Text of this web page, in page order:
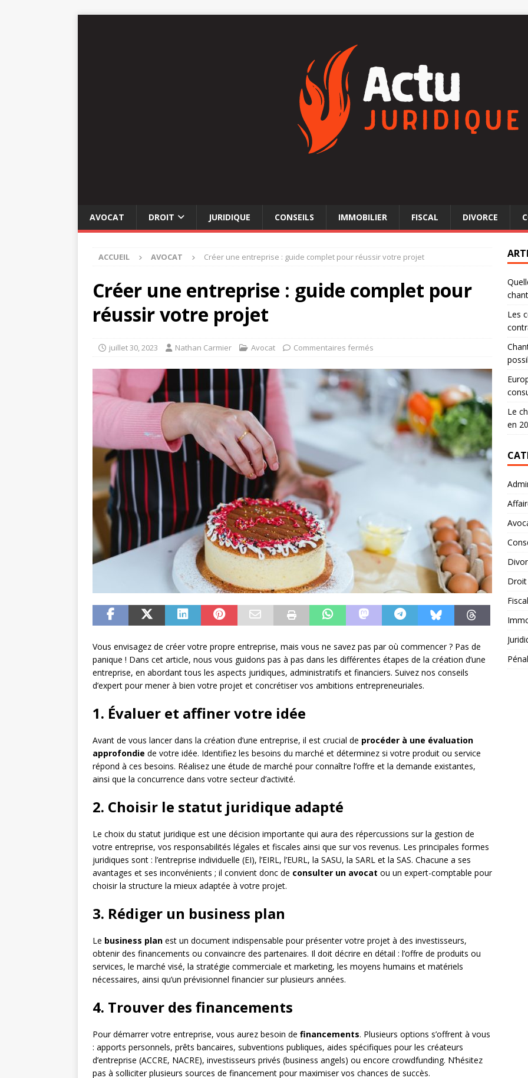
AVOCAT DROIT JURIDIQUE CONSEILS IMMOBILIER FISCAL DIVORCE
ACCUEIL AVOCAT Créer une entreprise : guide complet pour réussir votre projet
Créer une entreprise : guide complet pour
réussir votre projet
juillet 30, 2023 Nathan Carmier Avocat Commentaires fermés
Vous envisagez de créer votre propre entreprise, mais vous ne savez pas par où commencer ? Pas de
panique ! Dans cet article, nous vous guidons pas à pas dans les différentes étapes de la création d’une
entreprise, en abordant tous les aspects juridiques, administratifs et financiers. Suivez nos conseils
d’expert pour mener à bien votre projet et concrétiser vos ambitions entrepreneuriales.
1. Évaluer et affiner votre idée
Avant de vous lancer dans la création d’une entreprise, il est crucial de procéder à une évaluation
approfondie de votre idée. Identifiez les besoins du marché et déterminez si votre produit ou service
répond à ces besoins. Réalisez une étude de marché pour connaître l’offre et la demande existantes,
ainsi que la concurrence dans votre secteur d’activité.
2. Choisir le statut juridique adapté
Le choix du statut juridique est une décision importante qui aura des répercussions sur la gestion de
votre entreprise, vos responsabilités légales et fiscales ainsi que sur vos revenus. Les principales formes
juridiques sont : l’entreprise individuelle (EI), l’EIRL, l’EURL, la SASU, la SARL et la SAS. Chacune a ses
avantages et ses inconvénients ; il convient donc de consulter un avocat ou un expert-comptable pour
choisir la structure la mieux adaptée à votre projet.
3. Rédiger un business plan
Le business plan est un document indispensable pour présenter votre projet à des investisseurs,
obtenir des financements ou convaincre des partenaires. Il doit décrire en détail : l’offre de produits ou
services, le marché visé, la stratégie commerciale et marketing, les moyens humains et matériels
nécessaires, ainsi qu’un prévisionnel financier sur plusieurs années.
4. Trouver des financements
Pour démarrer votre entreprise, vous aurez besoin de financements. Plusieurs options s’offrent à vous
: apports personnels, prêts bancaires, subventions publiques, aides spécifiques pour les créateurs
d’entreprise (ACCRE, NACRE), investisseurs privés (business angels) ou encore crowdfunding. N’hésitez
pas à solliciter plusieurs sources de financement pour maximiser vos chances de succès.
Les
Le
en
Droit
Fiscal
Pénal